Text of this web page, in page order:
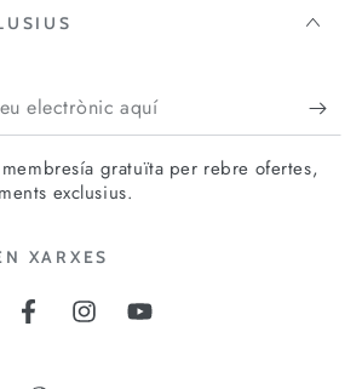
gratuïta per rebre ofertes,
exclusius.
XARXES
FacebookInstagramYouTube